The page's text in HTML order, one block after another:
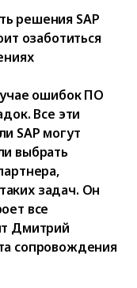
решения SAP
озаботиться
ошибок ПО
Все эти
SAP могут
выбрать
задач. Он
все
Дмитрий
сопровождения